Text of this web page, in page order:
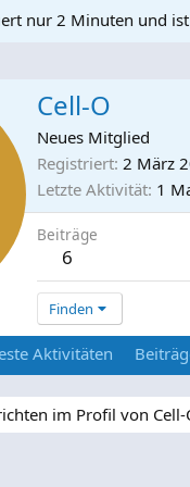
nur 2 Minuten und
Cell-O
Neues Mitglied
Registriert 2 März
Letzte Aktivität 1
Beiträge
6
Finden
Aktivitäten
im Profil von Cell-